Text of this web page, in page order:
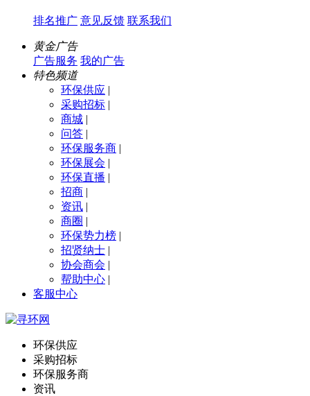
排名推广 意见反馈 联系我们
黄金广告
广告服务 我的广告
特色频道
环保供应 |
采购招标 |
商城 |
问答 |
环保服务商 |
环保展会 |
环保直播 |
招商 |
资讯 |
商圈 |
环保势力榜 |
招贤纳士 |
协会商会 |
帮助中心 |
客服中心
环保供应
采购招标
环保服务商
资讯